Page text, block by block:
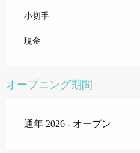
小切手
現金
オープニング期間
通年 2026 - オープン